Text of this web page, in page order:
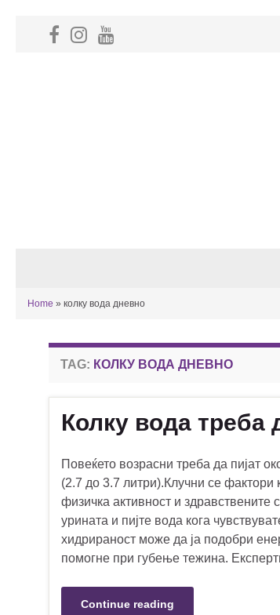
Home » колку вода дневно
TAG: КОЛКУ ВОДА ДНЕВНО
Колку вода треба
Повеќето возрасни треба да пијат
(2.7 до 3.7 литри).Клучни се фактори
физичка активност и здравствените
урината и пијте вода кога
хидрираност може да ја подобри
помогне при губење тежина.
Continue reading